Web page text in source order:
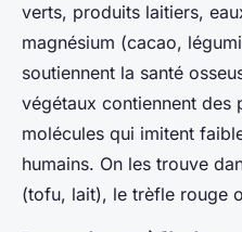
verts, produits laitiers,
magnésium (cacao,
soutiennent la santé
végétaux contiennent
molécules qui imitent
humains. On les trouve
(tofu, lait), le trèfle rouge